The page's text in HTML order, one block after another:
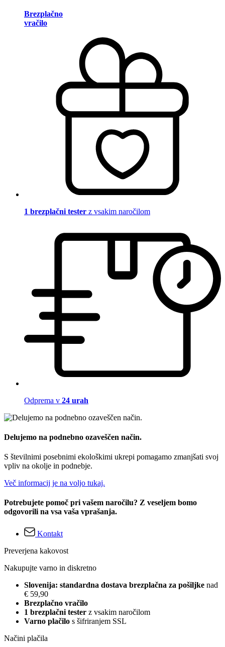
Brezplačno
vračilo
1 brezplačni tester z vsakim naročilom
Odprema v 24 urah
Delujemo na podnebno ozaveščen način.
S številnimi posebnimi ekološkimi ukrepi pomagamo zmanjšati svoj
vpliv na okolje in podnebje.
Več informacij je na voljo tukaj.
Potrebujete pomoč pri vašem naročilu? Z veseljem bomo
odgovorili na vsa vaša vprašanja.
Kontakt
Preverjena kakovost
Nakupujte varno in diskretno
Slovenija: standardna dostava brezplačna za pošiljke nad
€ 59,90
Brezplačno vračilo
1 brezplačni tester z vsakim naročilom
Varno plačilo s šifriranjem SSL
Načini plačila